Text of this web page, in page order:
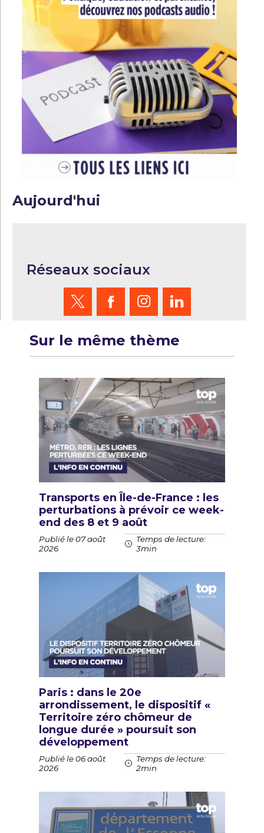
Aujourd'hui
Réseaux sociaux
Sur le même thème
Transports en Île-de-France : les
perturbations à prévoir ce week-
end des 8 et 9 août
Publié le 07 août
2026
Temps de lecture:
3min
Paris : dans le 20e
arrondissement, le dispositif «
Territoire zéro chômeur de
longue durée » poursuit son
développement
Publié le 06 août
2026
Temps de lecture:
2min